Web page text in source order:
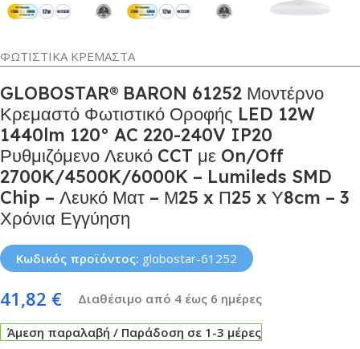
ΦΩΤΙΣΤΙΚΑ ΚΡΕΜΑΣΤΑ
GLOBOSTAR® BARON 61252 Μοντέρνο
Κρεμαστό Φωτιστικό Οροφής LED 12W
1440lm 120° AC 220-240V IP20
Ρυθμιζόμενο Λευκό CCT με On/Off
2700K/4500K/6000K – Lumileds SMD
Chip – Λευκό Ματ – Μ25 x Π25 x Υ8cm – 3
Χρόνια Εγγύηση
Κωδικός προϊόντος: globostar-61252
41,82 € Διαθέσιμο από 4 έως 6 ημέρες
Άμεση παραλαβή / Παράδοση σε 1-3 μέρες